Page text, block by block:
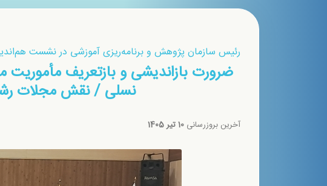
رئيس سازمان پژوهش و برنامه‌ریزی آموزشی در نشست
ضرورت بازاندیشی و بازتعریف مأموریت
نسلی / نقش مجلات رشد
آخرین بروزرسانی 10 تیر 1405